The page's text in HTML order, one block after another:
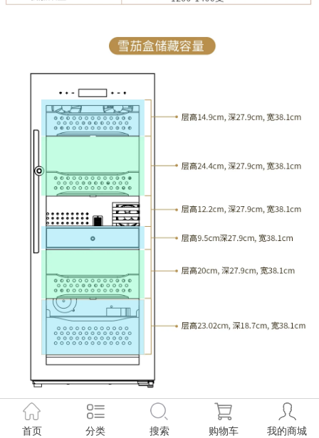
登录 注册 反馈 帮助 返回顶部
首页 分类 搜索 购物车 我的商城